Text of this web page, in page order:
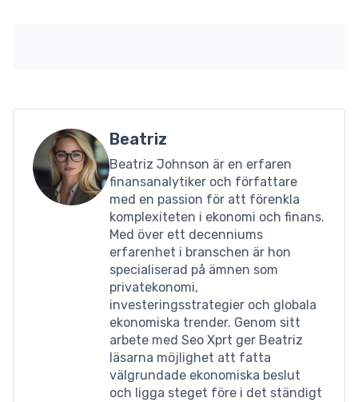
Beatriz
Beatriz Johnson är en erfaren
finansanalytiker och författare
med en passion för att förenkla
komplexiteten i ekonomi och finans.
Med över ett decenniums
erfarenhet i branschen är hon
specialiserad på ämnen som
privatekonomi,
investeringsstrategier och globala
ekonomiska trender. Genom sitt
arbete med Seo Xprt ger Beatriz
läsarna möjlighet att fatta
välgrundade ekonomiska beslut
och ligga steget före i det ständigt